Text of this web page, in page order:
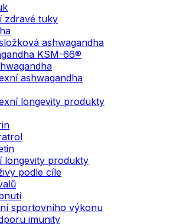
zdravé tuky
ashwagandha
KSM-66®
ashwagandha
longevity produkty
longevity produkty
podle cíle
sportovního výkonu
imunity